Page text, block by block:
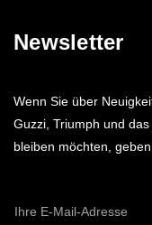
Newsletter
Wenn Sie über
Guzzi, Triumph und
bleiben möchten,
E-